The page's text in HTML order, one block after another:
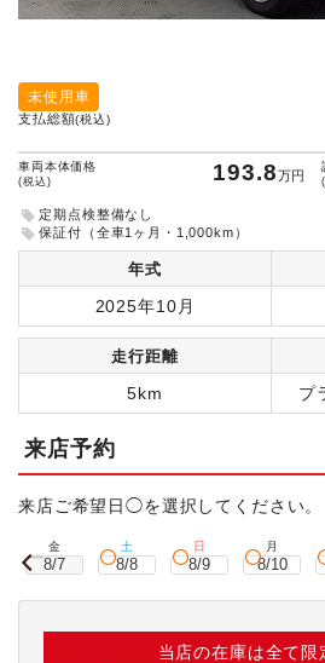
未使用車
支払総額(税込)
車両本体価格
(税込) 193.8万円
定期点検整備なし
保証付（全車1ヶ月・1,000km）
年式
2025年10月
走行距離
5km プ
来店予約
来店ご希望日◯を選択してください。
金
8/7
土
8/8
日
8/9
月
8/10
当店の在庫は全て限